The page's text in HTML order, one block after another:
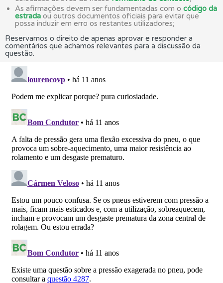
As afirmações devem ser fundamentadas com o código da
estrada ou outros documentos oficiais para evitar que
possa induzir em erro os restantes utilizadores;
Reservamos o direito de apenas aprovar e responder a
comentários que achamos relevantes para a discussão da
questão.